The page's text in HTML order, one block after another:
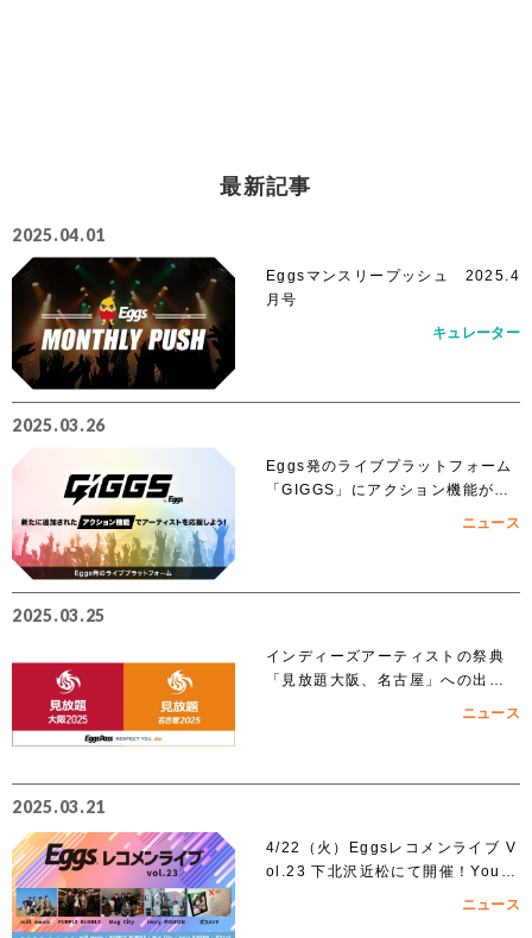
最新記事
2025.04.01
Eggsマンスリープッシュ 2025.4
月号
キュレーター
2025.03.26
Eggs発のライブプラットフォーム
「GIGGS」にアクション機能が追
ニュース
2025.03.25
インディーズアーティストの祭典
「見放題大阪、名古屋」への出演
ニュース
2025.03.21
4/22（火）Eggsレコメンライブ V
ol.23 下北沢近松にて開催！YouT
ニュース